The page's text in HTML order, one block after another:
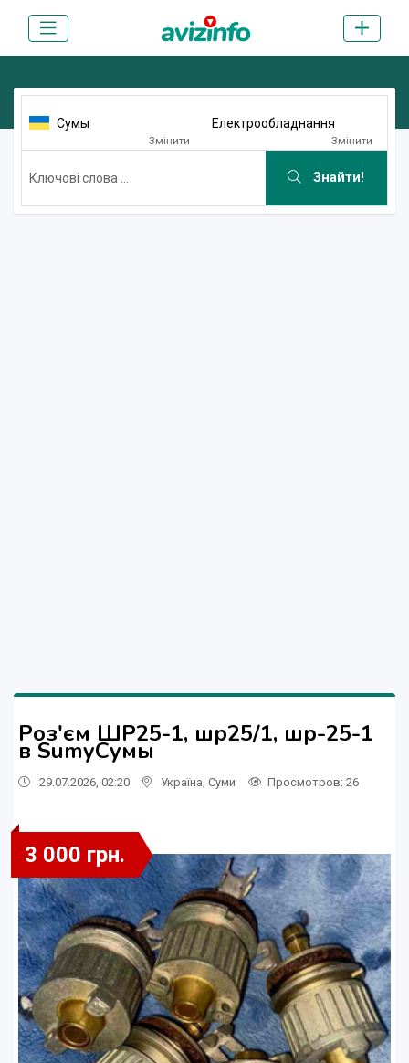
Сумы
Змінити
Електрообладнання
Змінити
Знайти!
Роз'єм ШР25-1, шр25/1, шр-25-1
вSumyСумы
29.07.2026, 02:20 Україна Суми Просмотров: 26
3 000 грн.